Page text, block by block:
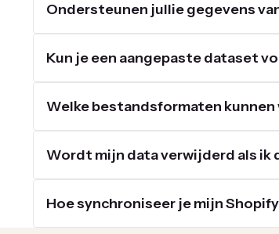
Ondersteunen jullie gegevens
Kun je een aangepaste dataset
Welke bestandsformaten
Wordt mijn data verwijderd als ik
Hoe synchroniseer je mijn